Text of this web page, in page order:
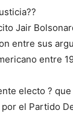
Jair
entre sus
entre
electo ?
el Partido